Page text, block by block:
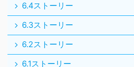
6.4ストーリー
6.3ストーリー
6.2ストーリー
6.1ストーリー